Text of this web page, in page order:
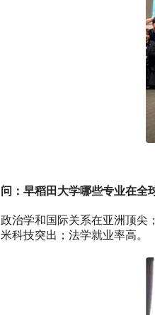
问：早稻田大学哪些专业在全
政治学和国际关系在亚洲顶尖
米科技突出；法学就业率高。